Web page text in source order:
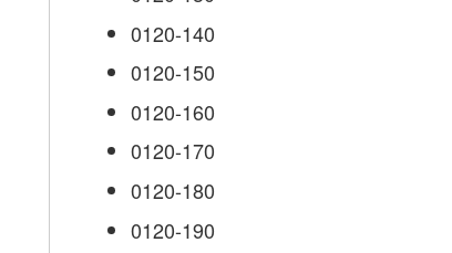
0120-140
0120-150
0120-160
0120-170
0120-180
0120-190